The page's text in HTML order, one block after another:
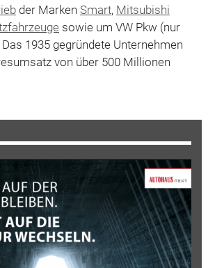
der Marken Smart, Mitsubishi
sowie um VW Pkw (nur
1935 gegründete Unternehmen
von über 500 Millionen